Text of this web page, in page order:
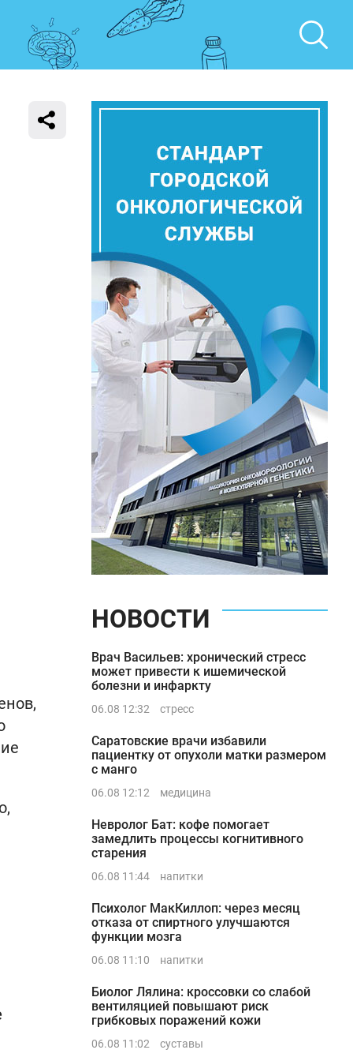
НОВОСТИ
Врач Васильев: хронический стресс
может привести к ишемической
болезни и инфаркту
06.08 12:32 стресс
Саратовские врачи избавили
пациентку от опухоли матки размером
с манго
06.08 12:12 медицина
Невролог Бат: кофе помогает
замедлить процессы когнитивного
старения
06.08 11:44 напитки
Психолог МакКиллоп: через месяц
отказа от спиртного улучшаются
функции мозга
06.08 11:10 напитки
Биолог Лялина: кроссовки со слабой
вентиляцией повышают риск
грибковых поражений кожи
06.08 11:02 суставы